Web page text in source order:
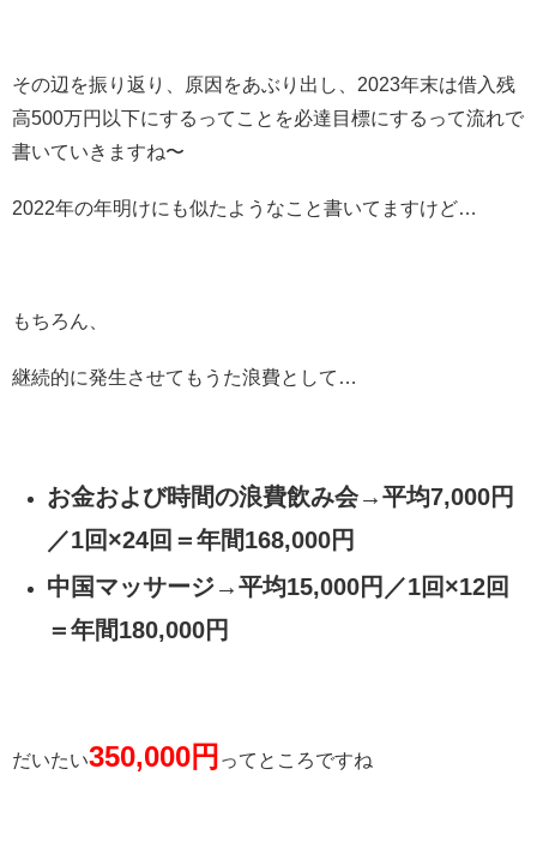
その辺を振り返り、原因をあぶり出し、2023年末は借入残
高500万円以下にするってことを必達目標にするって流れで
書いていきますね〜
2022年の年明けにも似たようなこと書いてますけど…
もちろん、
継続的に発生させてもうた浪費として…
お金および時間の浪費飲み会→平均7,000円
／1回×24回＝年間168,000円
中国マッサージ→平均15,000円／1回×12回
＝年間180,000円
だいたい350,000円 ってところですね